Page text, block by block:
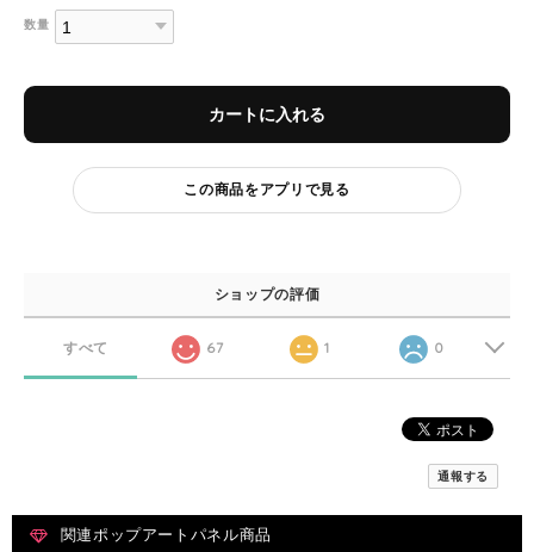
数量
カートに入れる
この商品をアプリで見る
ショップの評価
すべて 67 1 0
通報する
関連ポップアートパネル商品